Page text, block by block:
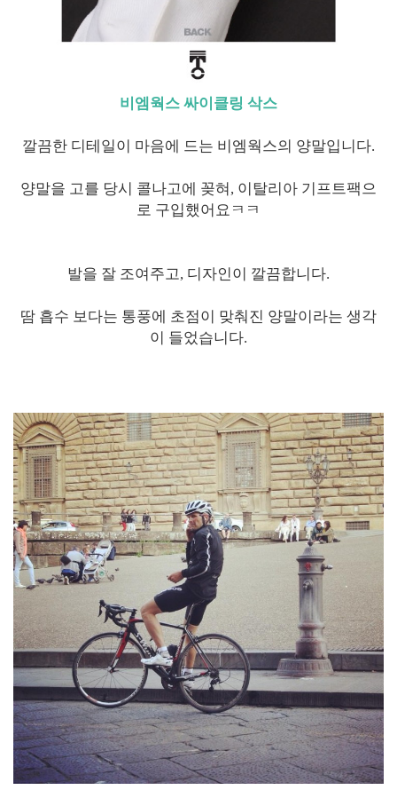
비엠웍스 싸이클링 삭스
깔끔한 디테일이 마음에 드는 비엠웍스의 양말입니다.
양말을 고를 당시 콜나고에 꽂혀, 이탈리아 기프트팩으
로 구입했어요ㅋㅋ
발을 잘 조여주고, 디자인이 깔끔합니다.
땀 흡수 보다는 통풍에 초점이 맞춰진 양말이라는 생각
이 들었습니다.